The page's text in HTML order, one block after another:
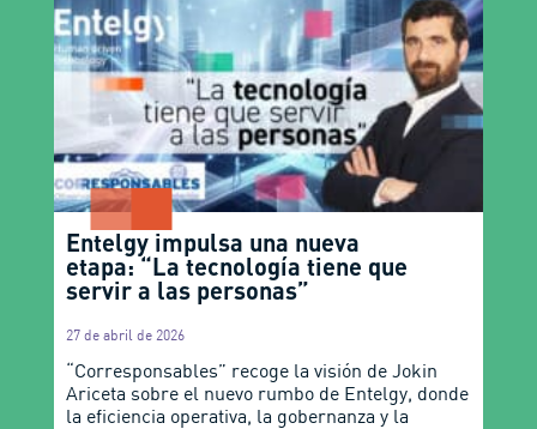
Entelgy impulsa una nueva
etapa: “La tecnología tiene que
servir a las personas”
27 de abril de 2026
“Corresponsables” recoge la visión de Jokin
Ariceta sobre el nuevo rumbo de Entelgy, donde
la eficiencia operativa, la gobernanza y la